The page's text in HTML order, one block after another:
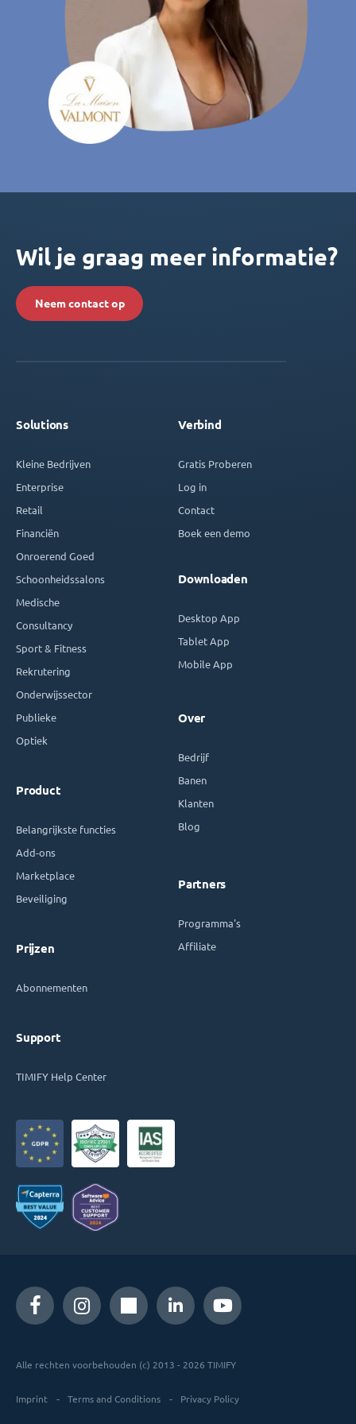
Wil je graag meer informatie?
Neem contact op
Solutions
Kleine Bedrijven
Enterprise
Retail
Financiën
Onroerend Goed
Schoonheidssalons
Medische
Consultancy
Sport & Fitness
Rekrutering
Onderwijssector
Publieke
Optiek
Product
Belangrijkste functies
Add-ons
Marketplace
Beveiliging
Prijzen
Abonnementen
Support
TIMIFY Help Center
Verbind
Gratis Proberen
Log in
Contact
Boek een demo
Downloaden
Desktop App
Tablet App
Mobile App
Over
Bedrijf
Banen
Klanten
Blog
Partners
Programma's
Affiliate
Alle rechten voorbehouden (c) 2013 - 2026 TIMIFY
Imprint Terms and Conditions Privacy Policy